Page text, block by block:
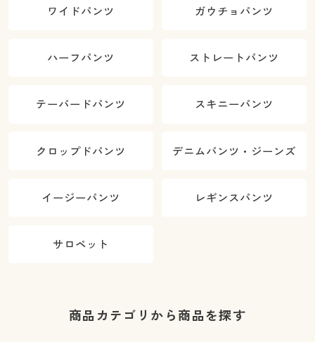
ワイドパンツ ガウチョパンツ
ハーフパンツ ストレートパンツ
テーパードパンツ スキニーパンツ
クロップドパンツ デニムパンツ・ジーンズ
イージーパンツ レギンスパンツ
サロペット
商品カテゴリから商品を探す